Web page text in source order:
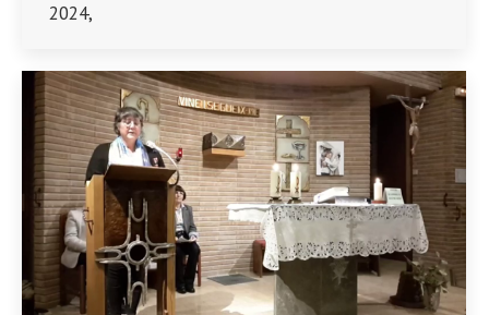
2024,